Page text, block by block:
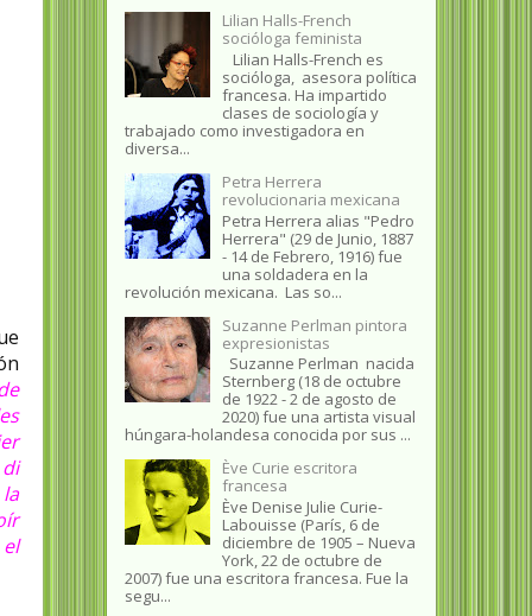
Lilian Halls-French
socióloga feminista
Lilian Halls-French es
socióloga, asesora política
francesa. Ha impartido
clases de sociología y
trabajado como investigadora en
diversa...
Petra Herrera
revolucionaria mexicana
Petra Herrera alias "Pedro
Herrera" (29 de Junio, 1887
- 14 de Febrero, 1916) fue
una soldadera en la
revolución mexicana. Las so...
Suzanne Perlman pintora
expresionistas
Suzanne Perlman nacida
Sternberg (18 de octubre
de 1922 - 2 de agosto de
2020) fue una artista visual
húngara-holandesa conocida por sus ...
Ève Curie escritora
francesa
Ève Denise Julie Curie-
Labouisse (París, 6 de
diciembre de 1905 – Nueva
York, 22 de octubre de
2007) fue una escritora francesa. Fue la
segu...